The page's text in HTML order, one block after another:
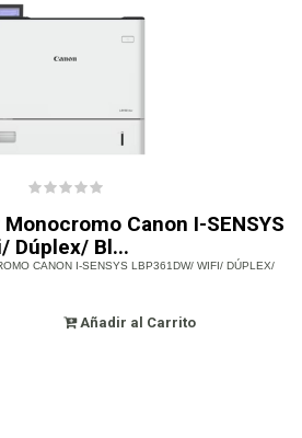
Canon I-SENSYS
Dúplex/ Bl...
CANON I-SENSYS LBP361DW/ WIFI/ DÚPLEX/
Añadir al Carrito